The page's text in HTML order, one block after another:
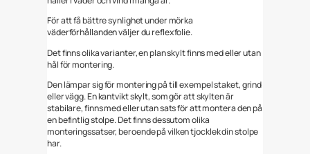
För att få bättre synlighet under mörka
väderförhållanden väljer du reflexfolie.
Det finns olika varianter, en plan skylt finns med eller utan
hål för montering.
Den lämpar sig för montering på till exempel staket, grind
eller vägg. En kantvikt skylt, som gör att skylten är
stabilare, finns med eller utan sats för att montera den på
en befintlig stolpe. Det finns dessutom olika
monteringssatser, beroende på vilken tjocklek din stolpe
har.